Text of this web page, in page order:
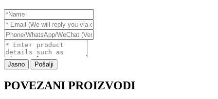
Jasno Pošalji
POVEZANI PROIZVODI